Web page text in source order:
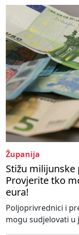
Županija
Stižu
Provjerite tko
eura!
Poljoprivrednici i
mogu sudjelovati u